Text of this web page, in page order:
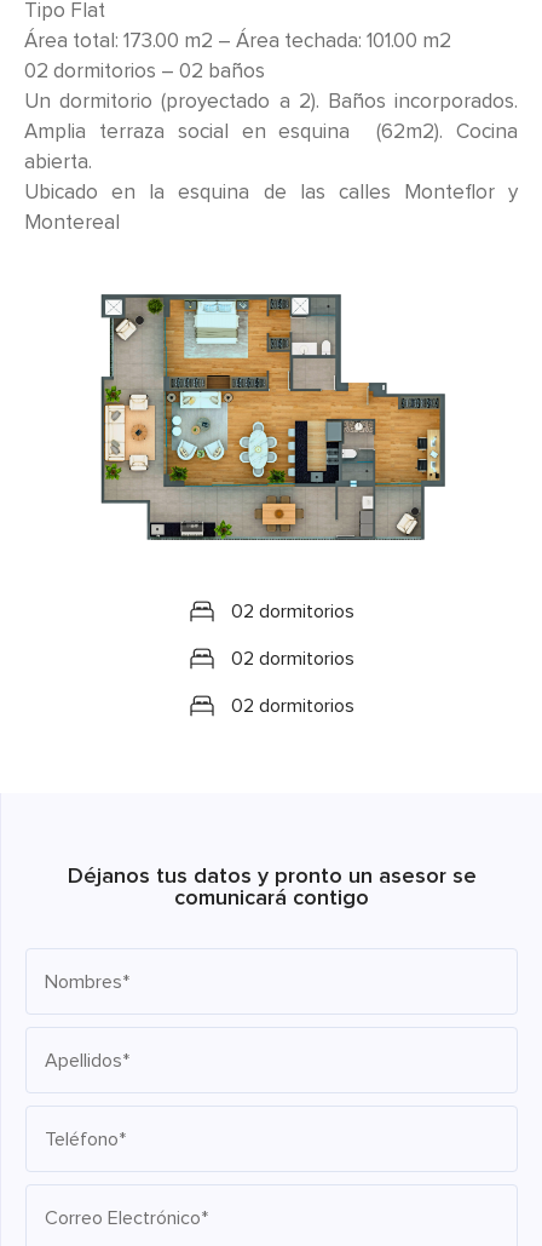
Tipo Flat
Área total: 173.00 m2 – Área techada: 101.00 m2
02 dormitorios – 02 baños
Un dormitorio (proyectado a 2). Baños incorporados.
Amplia terraza social en esquina (62m2). Cocina
abierta.
Ubicado en la esquina de las calles Monteflor y
Montereal
02 dormitorios
02 dormitorios
02 dormitorios
Déjanos tus datos y pronto un asesor se
comunicará contigo
Nombres*
Apellidos*
Teléfono*
Correo Electrónico*